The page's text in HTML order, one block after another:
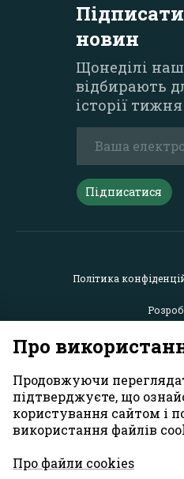
новин
Щонеділі
відбирають
історії тижня
Підписатися
Політика
використовуватися
обов’язковим активним
https://greenpost.ua,
Також активне
разі використання частини
зміст рекламних
авторів матеріалів може
Про
Продовжуючи
підтверджуєте, що
користування сайтом і
використання файлів
Про файли cookies